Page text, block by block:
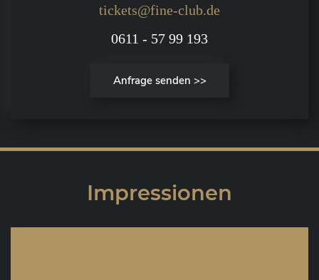
tickets@fine-club.de
0611 - 57 99 193
Anfrage senden >>
Impressionen